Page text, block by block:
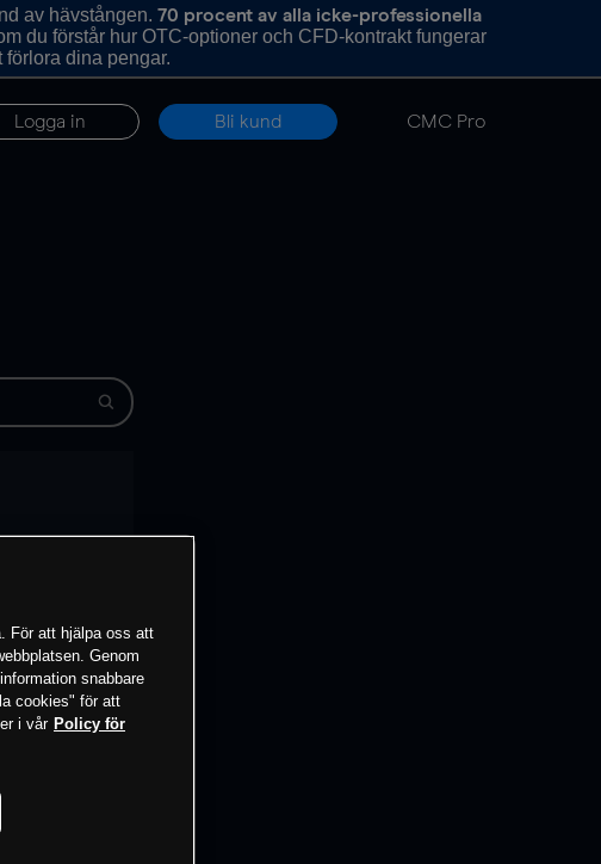
av hävstången. 70 procent av alla icke-professionella
du förstår hur OTC-optioner och CFD-kontrakt fungerar
förlora dina pengar.
Logga in Bli kund CMC Pro
För att hjälpa oss att
Genom
snabbare
cookies" för att
i vår Policy för